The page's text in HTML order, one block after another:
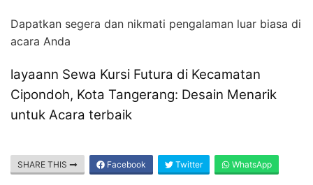
Dapatkan segera dan nikmati pengalaman luar biasa di
acara Anda
layaann Sewa Kursi Futura di Kecamatan
Cipondoh, Kota Tangerang: Desain Menarik
untuk Acara terbaik
SHARE THIS Facebook Twitter WhatsApp